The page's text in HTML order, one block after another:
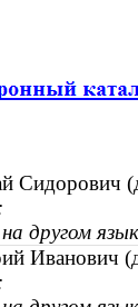
Сидорович
другом
Иванович